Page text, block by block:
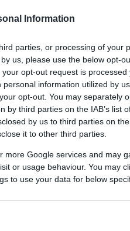
Information
parties, or processing of your
us, please use the below opt-
opt-out request is processed
information utilized by
opt-out. You may separately
third parties on the IAB’s list
by us to third parties on the
it to other third parties.
more Google services and may
or usage behaviour. You may
to use your data for below